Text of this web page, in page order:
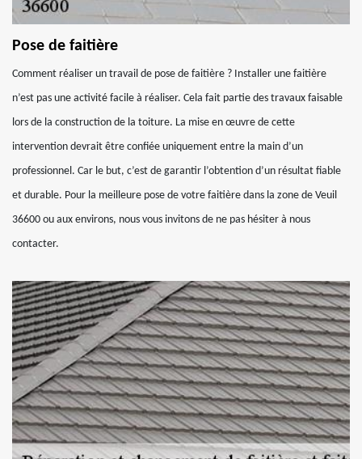
Pose de faitière
Comment réaliser un travail de pose de faitière ? Installer une faitière
n’est pas une activité facile à réaliser. Cela fait partie des travaux faisable
lors de la construction de la toiture. La mise en œuvre de cette
intervention devrait être confiée uniquement entre la main d’un
professionnel. Car le but, c’est de garantir l’obtention d’un résultat fiable
et durable. Pour la meilleure pose de votre faitière dans la zone de Veuil
36600 ou aux environs, nous vous invitons de ne pas hésiter à nous
contacter.